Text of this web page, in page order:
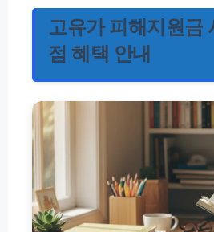
고유가 피해지원금
점 혜택 안내